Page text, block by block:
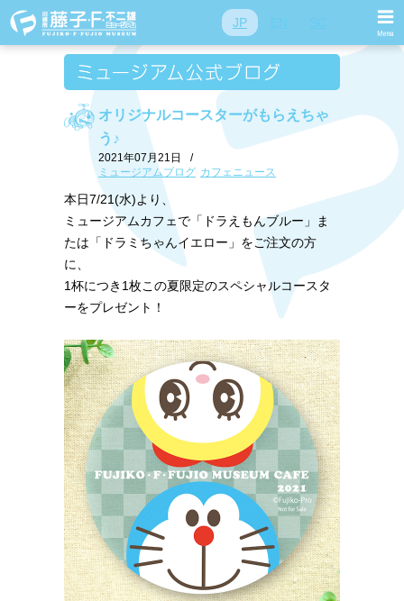
JP
オリジナルコースターがもらえちゃ
う♪
2021年07月21日
/
ミュージアムブログ カフェニュース
本日7/21(水)より、
ミュージアムカフェで「ドラえもんブルー」ま
たは「ドラミちゃんイエロー」をご注文の方
に、
1杯につき1枚この夏限定のスペシャルコースタ
ーをプレゼント！